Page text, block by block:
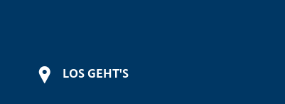
LOS GEHT'S